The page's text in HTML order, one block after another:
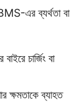
এর ব্যর্থতা বা
চার্জিং বা
ক্ষমতাকে ব্যাহত